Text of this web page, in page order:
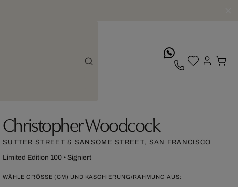
Christopher Woodcock
SUTTER STREET & SANSOME STREET, SAN FRANCISCO
Limited Edition 100• Signiert
WÄHLE GRÖSSE (CM) UND KASCHIERUNG/RAHMUNG AUS: